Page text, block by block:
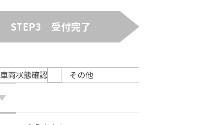
STEP3 受付完了
車両状態確認 その他